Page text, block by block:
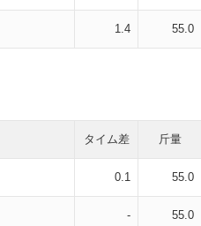
1.4 55.0
タイム差 斤量
0.1 55.0
- 55.0